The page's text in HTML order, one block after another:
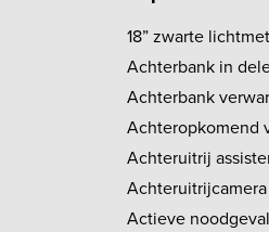
18” zwarte
Achterbank in
Achterbank
Achteropkomend
Achteruitrij
Achteruitrijcamera
Actieve